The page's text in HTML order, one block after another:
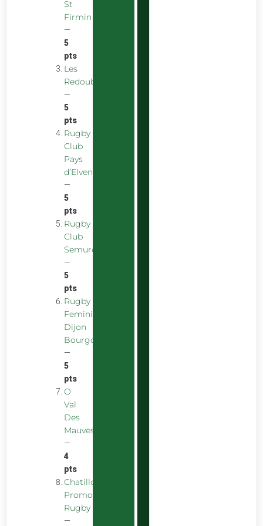
St
Firmin
—
5
pts
Les
Redoubstables
—
5
pts
Rugby
Club
Pays
d’Elven
—
5
pts
Rugby
Club
Semurois
—
5
pts
Rugby
Feminin
Dijon
Bourgogne
—
5
pts
O
Val
Des
Mauves
—
4
pts
Chatillon
Promotion
Rugby
—